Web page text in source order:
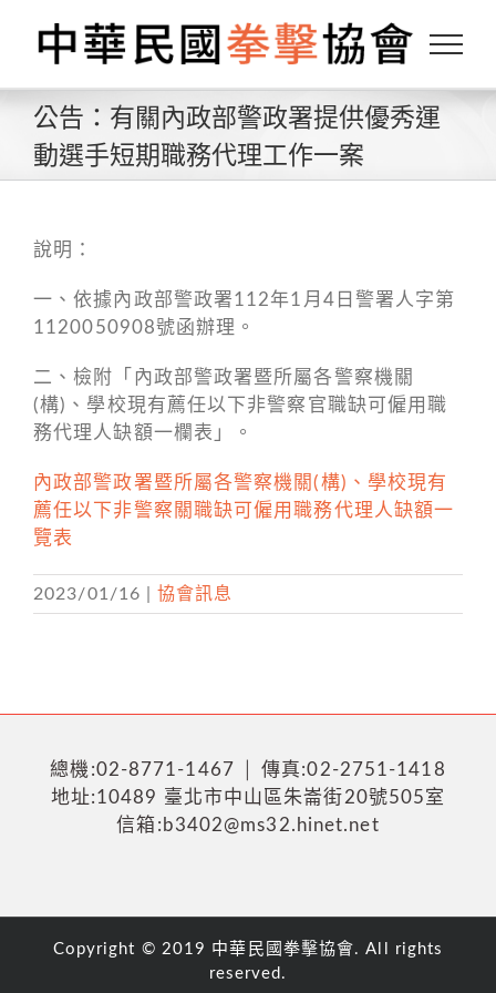
content
公告：有關內政部警政署提供優秀運
動選手短期職務代理工作一案
說明：
一、依據內政部警政署112年1月4日警署人字第
1120050908號函辦理。
二、檢附「內政部警政署暨所屬各警察機關
(構)、學校現有薦任以下非警察官職缺可僱用職
務代理人缺額一欄表」。
內政部警政署暨所屬各警察機關(構)、學校現有
薦任以下非警察關職缺可僱用職務代理人缺額一
覽表
2023/01/16 協會訊息
總機:02-8771-1467 │ 傳真:02-2751-1418
地址:10489 臺北市中山區朱崙街20號505室
信箱:b3402@ms32.hinet.net
Copyright © 2019 中華民國拳擊協會. All rights
reserved.